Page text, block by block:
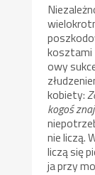
kosztami
owy
kobiety:
kogoś
nie liczą.
liczą się
ja przy